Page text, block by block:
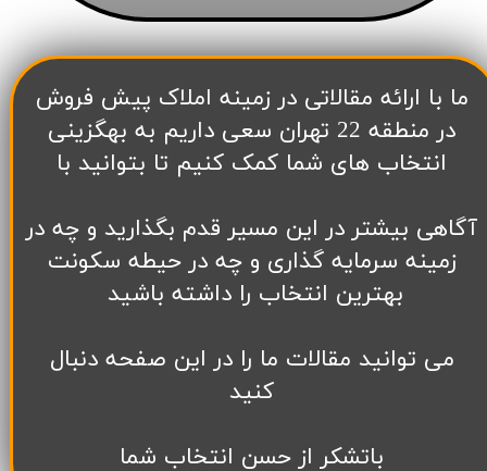
​ما با ارائه مقالاتی در زمینه املاک پیش فروش
در منطقه 22 تهران سعی داریم به بهگزینی
انتخاب های شما کمک کنیم تا بتوانید با
آگاهی بیشتر در این مسیر قدم بگذارید و چه در
زمینه سرمایه گذاری و چه در حیطه سکونت
بهترین انتخاب را داشته باشید
می توانید مقالات ما را در این صفحه دنبال
کنید
باتشکر از حسن انتخاب شما